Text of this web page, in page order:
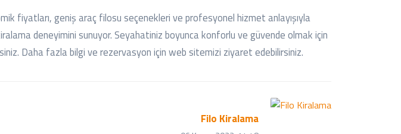
fiyatları, geniş araç filosu seçenekleri ve profesyonel hizmet anlayışıyla
deneyimini sunuyor. Seyahatiniz boyunca konforlu ve güvende olmak için
Daha fazla bilgi ve rezervasyon için web sitemizi ziyaret edebilirsiniz.
Filo Kiralama